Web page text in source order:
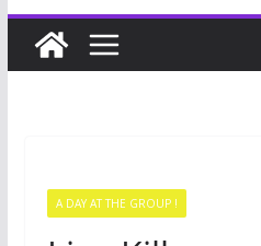
A DAY AT THE GROUP !